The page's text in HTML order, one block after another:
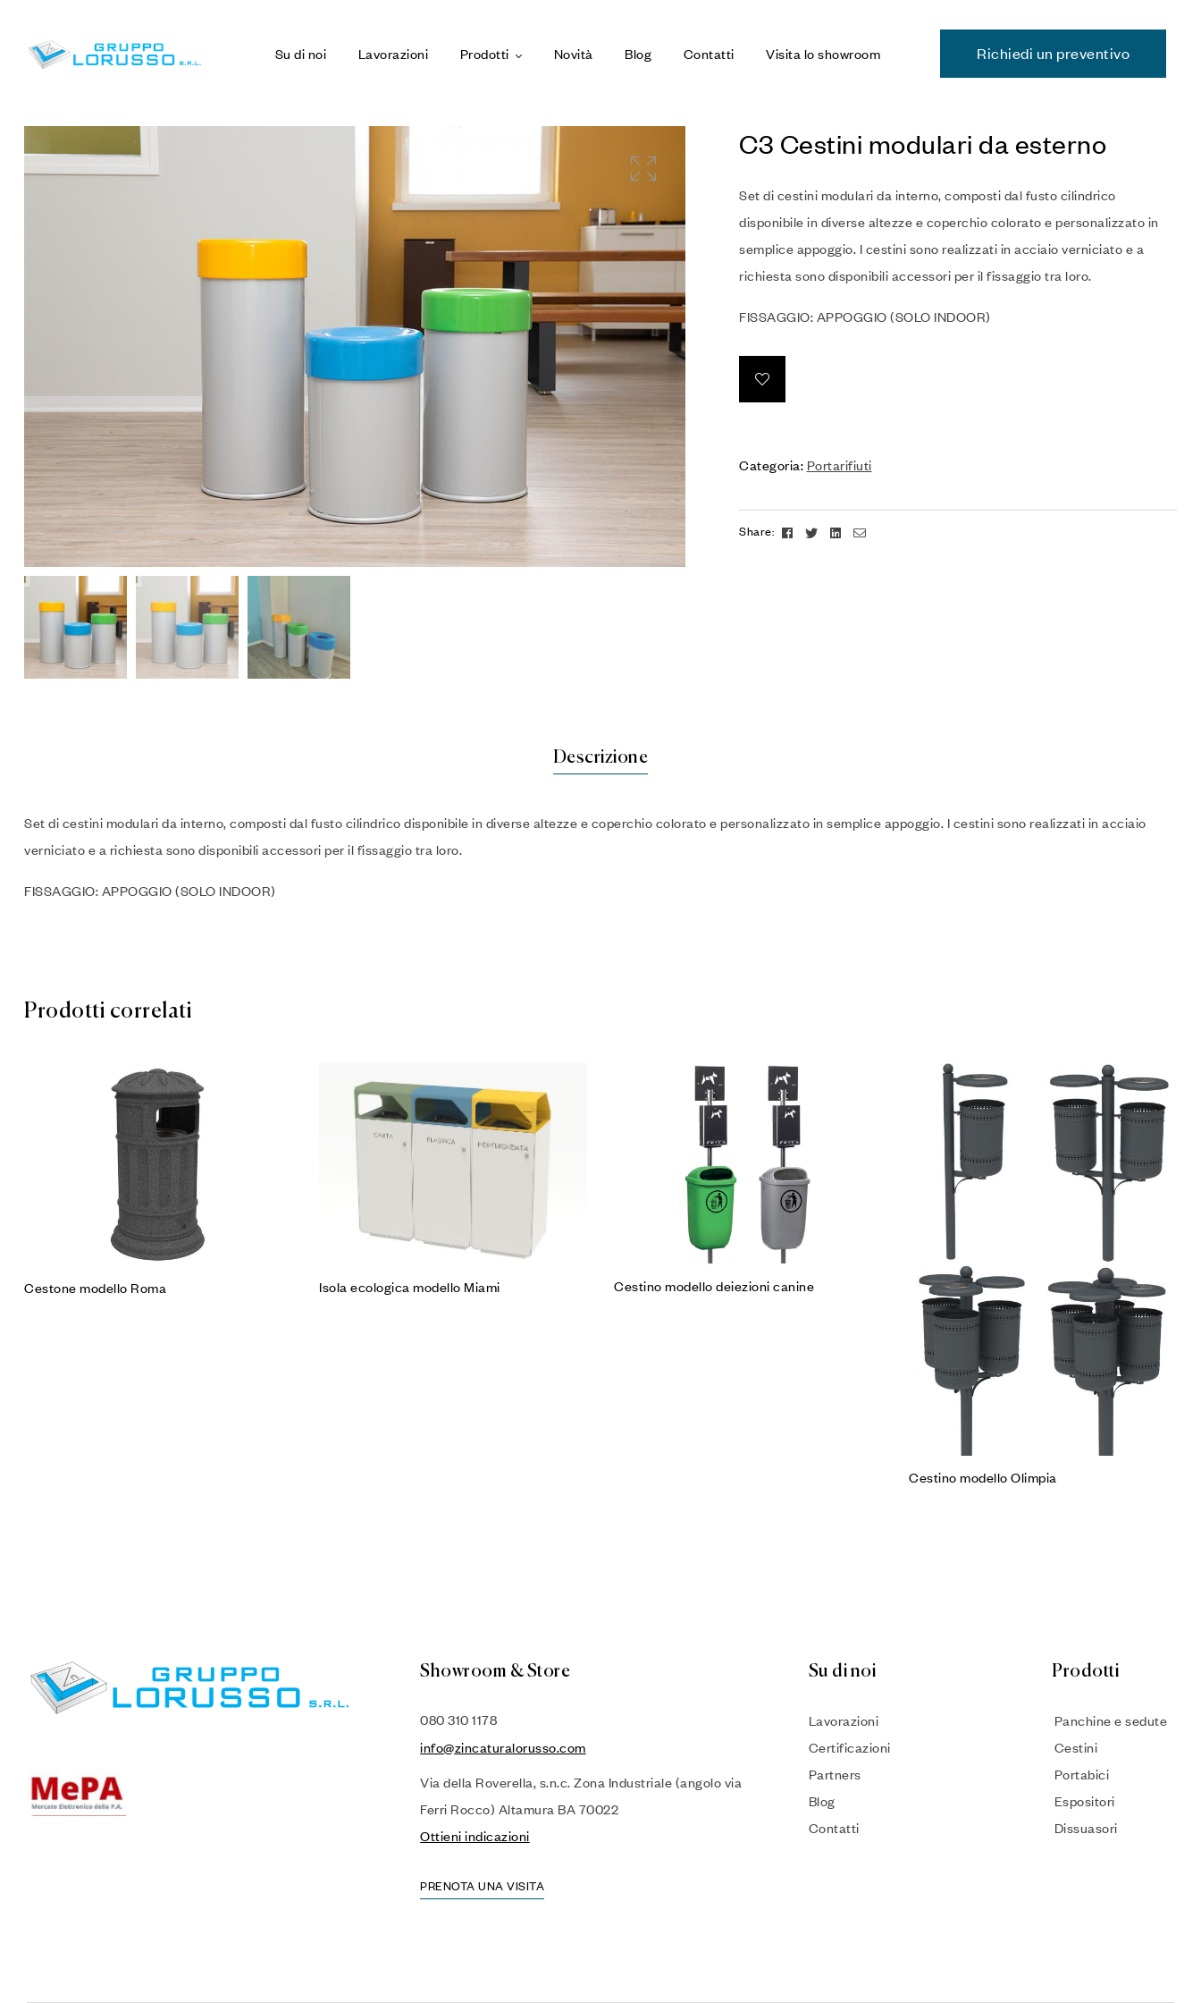
Su di noi Lavorazioni Prodotti Novità Blog Contatti Visita lo showroom Richiedi un preventivo
C3 Cestini modulari da esterno
Set di cestini modulari da interno, composti dal fusto cilindrico
disponibile in diverse altezze e coperchio colorato e personalizzato in
semplice appoggio. I cestini sono realizzati in acciaio verniciato e a
richiesta sono disponibili accessori per il fissaggio tra loro.
FISSAGGIO: APPOGGIO (SOLO INDOOR)
Categoria: Portarifiuti
Share: FacebookTwitterLinkedin
Email
Descrizione
Set di cestini modulari da interno, composti dal fusto cilindrico disponibile in diverse altezze e coperchio colorato e personalizzato in semplice appoggio. I cestini sono realizzati in acciaio
verniciato e a richiesta sono disponibili accessori per il fissaggio tra loro.
FISSAGGIO: APPOGGIO (SOLO INDOOR)
Prodotti correlati
Aggiungi alla Lista desideri
Compare
Cestone modello Roma
Aggiungi alla Lista desideri
Leggi tutto
Isola ecologica modello Miami
Aggiungi alla Lista desideri
Compare
Leggi tutto
Cestino modello deiezioni canine
Cestino modello Olimpia
Showroom & Store
080 310 1178
info@zincaturalorusso.com
Via della Roverella, s.n.c. Zona Industriale (angolo via
Ferri Rocco) Altamura BA 70022
Ottieni indicazioni
PRENOTA UNA VISITA
Su di noi
Lavorazioni
Certificazioni
Partners
Blog
Contatti
Prodotti
Panchine e sedute
Cestini
Portabici
Espositori
Dissuasori